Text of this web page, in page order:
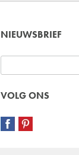
NIEUWSBRIEF
VOLG ONS